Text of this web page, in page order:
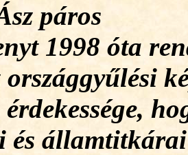
páros
1998 óta
és